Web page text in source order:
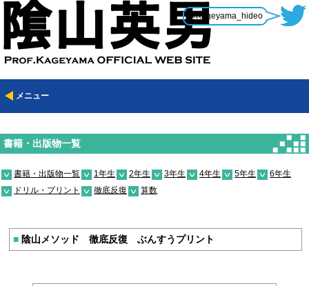
@Kageyama_hideo
メニュー
書籍・出版物一覧
書籍・出版物一覧 1年生 2年生 3年生 4年生 5年生
6年生
ドリル・プリント
徹底反復 算数
■ 陰山メソッド 徹底反復 ぶんすうプリント